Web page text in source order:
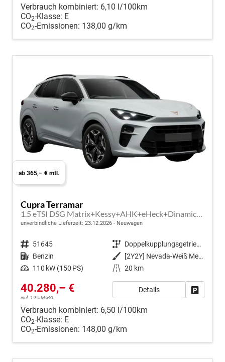
Verbrauch kombiniert: 6,10 l/100km
CO2-Klasse: E
CO2-Emissionen: 138,00 g/km
ab 365,– € mtl.
Cupra Terramar
1.5 eTSI DSG Matrix+Kessy+AHK+eHeck+Dinamica+CarPlay+eHeck+GV5
unverbindliche Lieferzeit: 23.12.2026 Neuwagen
Fahrzeugnr. 51645 Getriebe
Doppelkupplungsgetriebe (DSG)
Kraftstoff Benzin Außenfarbe
[2Y2Y] Nevada-Weiß Metallic
Leistung 110 kW (150 PS) Kilometerstand 20 km
40.280,– €
incl. 19% MwSt.
Details
Verbrauch kombiniert: 6,50 l/100km
CO2-Klasse: E
CO2-Emissionen: 148,00 g/km